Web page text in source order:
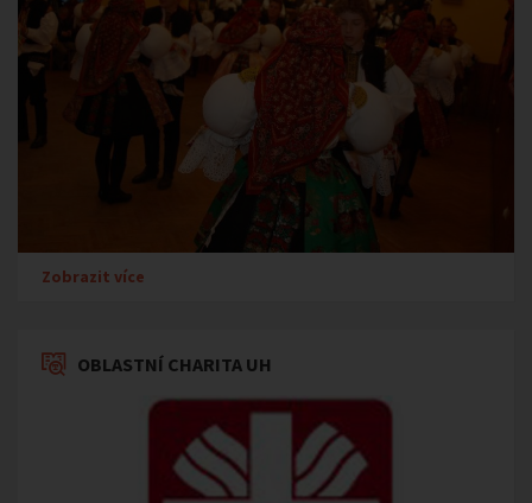
Zobrazit více
OBLASTNÍ CHARITA UH